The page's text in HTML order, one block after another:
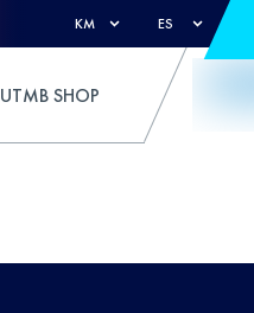
KM ES
UTMB SHOP